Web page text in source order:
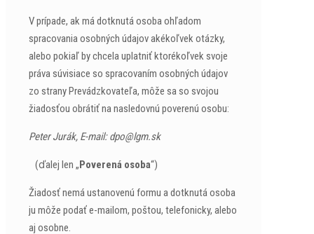
V prípade, ak má dotknutá osoba ohľadom
spracovania osobných údajov akékoľvek otázky,
alebo pokiaľ by chcela uplatniť ktorékoľvek svoje
práva súvisiace so spracovaním osobných údajov
zo strany Prevádzkovateľa, môže sa so svojou
žiadosťou obrátiť na nasledovnú poverenú osobu:
Peter Jurák, E-mail:ks.mgl@opd
(ďalej len „Poverená osoba“)
Žiadosť nemá ustanovenú formu a dotknutá osoba
ju môže podať e-mailom, poštou, telefonicky, alebo
aj osobne.